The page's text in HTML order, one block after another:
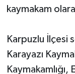
kaymakam
Karpuzlu İlçesi
Karayazı
Kaymakamlığı,